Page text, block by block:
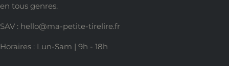
en tous genres.
SAV : hello@ma-petite-tirelire.fr
Horaires : Lun-Sam | 9h - 18h